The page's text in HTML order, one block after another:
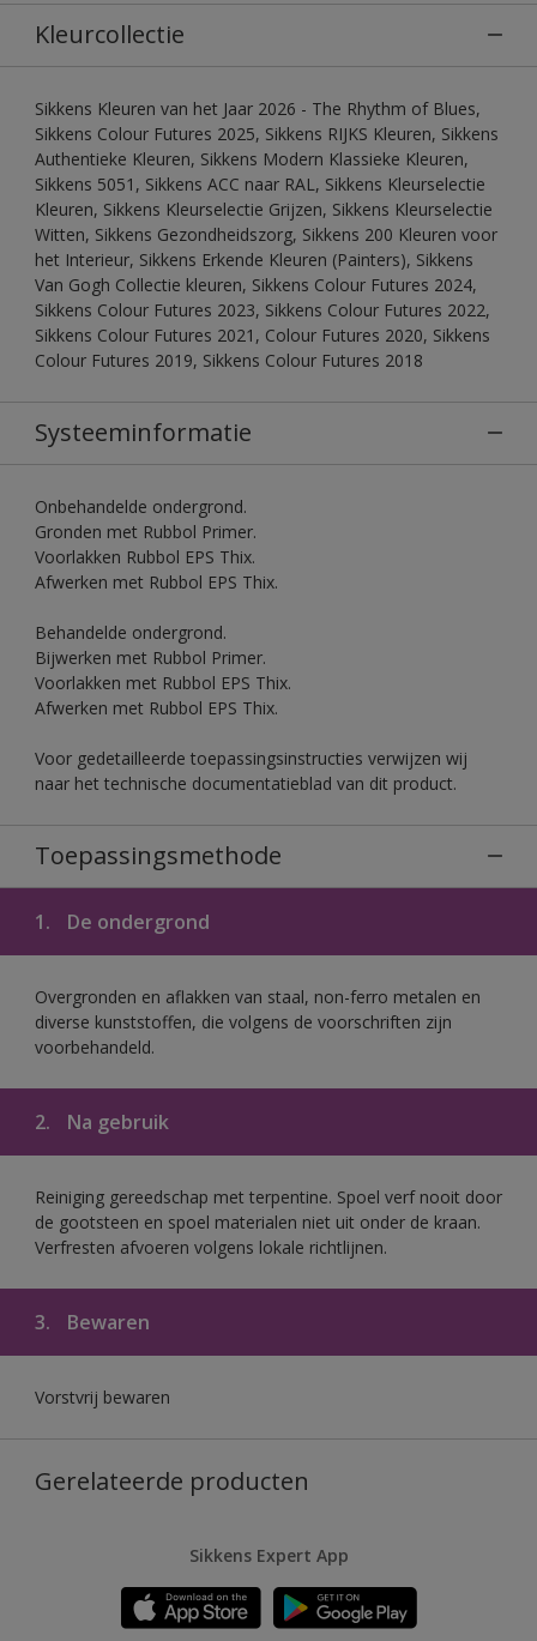
Kleurcollectie
Sikkens Kleuren van het Jaar 2026 - The Rhythm of Blues,
Sikkens Colour Futures 2025, Sikkens RIJKS Kleuren, Sikkens
Authentieke Kleuren, Sikkens Modern Klassieke Kleuren,
Sikkens 5051, Sikkens ACC naar RAL, Sikkens Kleurselectie
Kleuren, Sikkens Kleurselectie Grijzen, Sikkens Kleurselectie
Witten, Sikkens Gezondheidszorg, Sikkens 200 Kleuren voor
het Interieur, Sikkens Erkende Kleuren (Painters), Sikkens
Van Gogh Collectie kleuren, Sikkens Colour Futures 2024,
Sikkens Colour Futures 2023, Sikkens Colour Futures 2022,
Sikkens Colour Futures 2021, Colour Futures 2020, Sikkens
Colour Futures 2019, Sikkens Colour Futures 2018
Systeeminformatie
Onbehandelde ondergrond.
Gronden met Rubbol Primer.
Voorlakken Rubbol EPS Thix.
Afwerken met Rubbol EPS Thix.
Behandelde ondergrond.
Bijwerken met Rubbol Primer.
Voorlakken met Rubbol EPS Thix.
Afwerken met Rubbol EPS Thix.
Voor gedetailleerde toepassingsinstructies verwijzen wij
naar het technische documentatieblad van dit product.
Toepassingsmethode
1. De ondergrond
Overgronden en aflakken van staal, non-ferro metalen en
diverse kunststoffen, die volgens de voorschriften zijn
voorbehandeld.
2. Na gebruik
Reiniging gereedschap met terpentine. Spoel verf nooit door
de gootsteen en spoel materialen niet uit onder de kraan.
Verfresten afvoeren volgens lokale richtlijnen.
3. Bewaren
Vorstvrij bewaren
Gerelateerde producten
Sikkens Expert App